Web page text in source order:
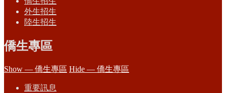
外生招生
陸生招生
僑生專區
Show — 僑生專區 Hide — 僑生專區
重要訊息